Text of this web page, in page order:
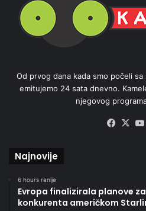
Od prvog dana kada smo počeli
emitujemo 24 sata dnevno.
njegovog
X
Najnovije
6 hours ranije
Evropa finalizirala planove
konkurenta američkom